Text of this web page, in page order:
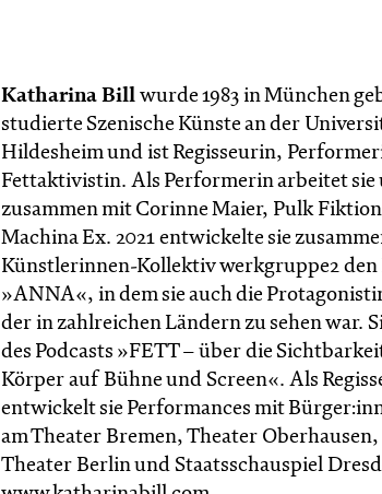
Katharina Bill wurde 1983 in München
studierte Szenische Künste an der
Hildesheim und ist Regisseurin,
Fettaktivistin. Als Performerin arbeitet sie
zusammen mit Corinne Maier, Pulk
Machina Ex. 2021 entwickelte sie
Künstlerinnen-Kollektiv werkgruppe2
»ANNA«, in dem sie auch die
der in zahlreichen Ländern zu sehen war.
des Podcasts »FETT – über die
Körper auf Bühne und Screen«. Als
entwickelt sie Performances mit
am Theater Bremen, Theater
Theater Berlin und Staatsschauspiel